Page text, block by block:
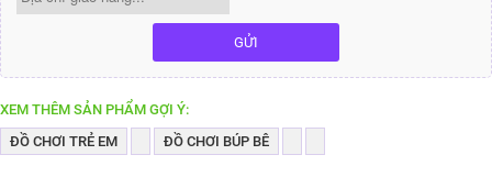
GỬI
XEM THÊM SẢN PHẨM GỢI Ý:
ĐỒ CHƠI TRẺ EM
ĐỒ CHƠI BÚP BÊ